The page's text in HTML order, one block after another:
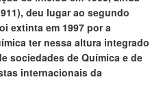
deu lugar ao segundo
extinta em 1997 por a
ter nessa altura integrado
sociedades de Química e de
internacionais da